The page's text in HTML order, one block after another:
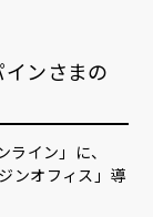
インさまの
イン」に、
ンオフィス」導